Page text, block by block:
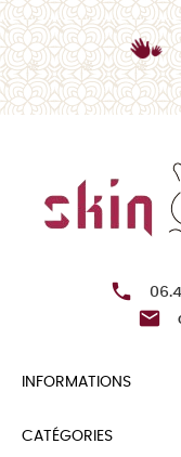


INFORMATIONS
CATÉGORIES